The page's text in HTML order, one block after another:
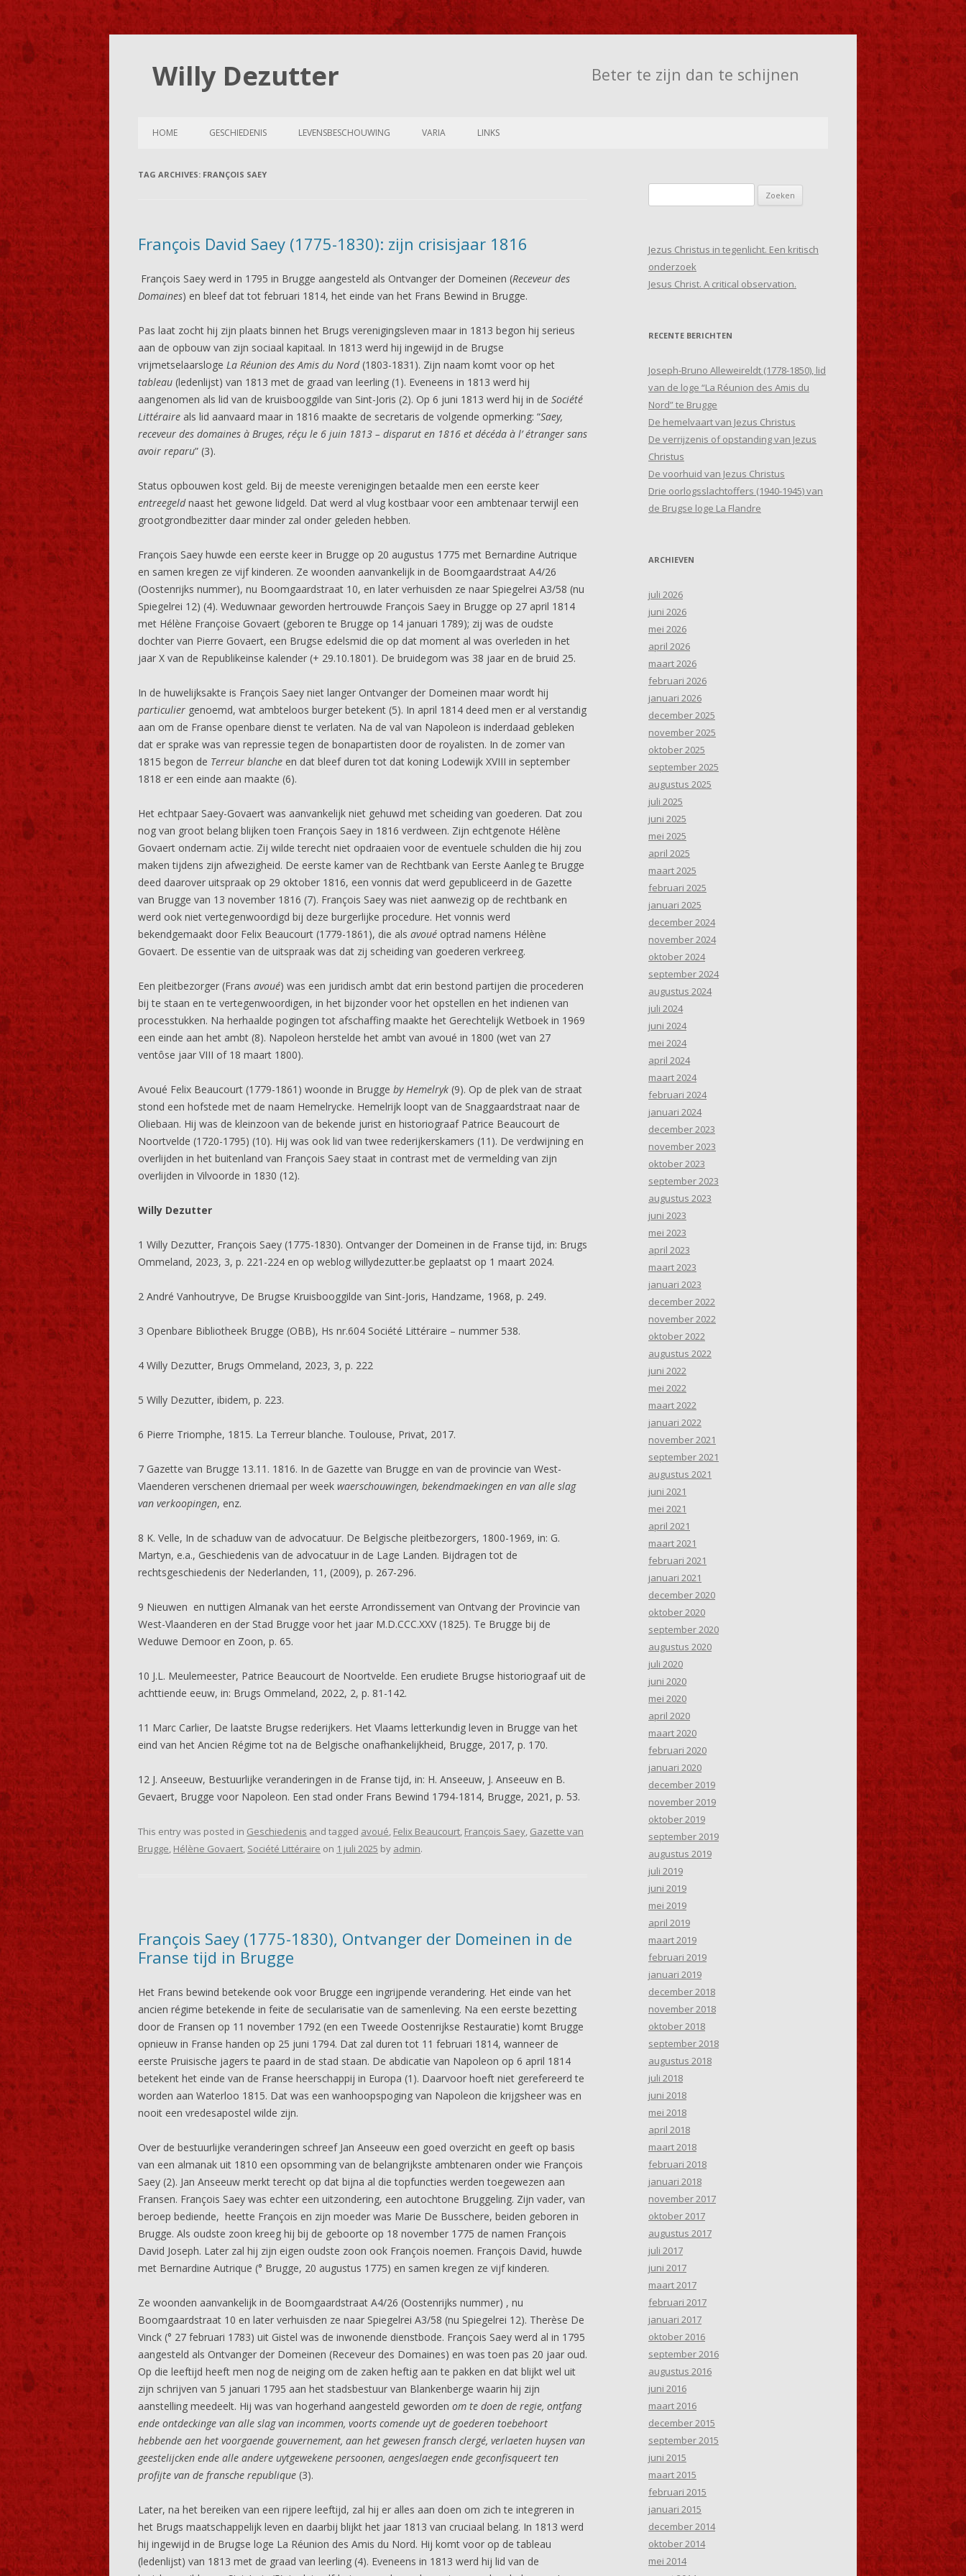
Willy Dezutter Beter te zijn dan te schijnen
HOME GESCHIEDENIS LEVENSBESCHOUWING VARIA LINKS
TAG ARCHIVES: FRANÇOIS SAEY
François David Saey (1775-1830): zijn crisisjaar 1816
François Saey werd in 1795 in Brugge aangesteld als Ontvanger der Domeinen (Receveur des
Domaines) en bleef dat tot februari 1814, het einde van het Frans Bewind in Brugge.
Pas laat zocht hij zijn plaats binnen het Brugs verenigingsleven maar in 1813 begon hij serieus
aan de opbouw van zijn sociaal kapitaal. In 1813 werd hij ingewijd in de Brugse
vrijmetselaarsloge La Réunion des Amis du Nord(1803-1831). Zijn naam komt voor op het
tableau (ledenlijst) van 1813 met de graad van leerling (1). Eveneens in 1813 werd hij
aangenomen als lid van de kruisbooggilde van Sint-Joris (2). Op 6 juni 1813 werd hij in de Société
Littéraire als lid aanvaard maar in 1816 maakte de secretaris de volgende opmerking: “Saey,
receveur des domaines à Bruges, réçu le 6 juin 1813 – disparut en 1816 et décéda à l’ étranger sans
avoir reparu” (3).
Status opbouwen kost geld. Bij de meeste verenigingen betaalde men een eerste keer
entreegeldnaast het gewone lidgeld. Dat werd al vlug kostbaar voor een ambtenaar terwijl een
grootgrondbezitter daar minder zal onder geleden hebben.
François Saey huwde een eerste keer in Brugge op 20 augustus 1775 met Bernardine Autrique
en samen kregen ze vijf kinderen. Ze woonden aanvankelijk in de Boomgaardstraat A4/26
(Oostenrijks nummer), nu Boomgaardstraat 10, en later verhuisden ze naar Spiegelrei A3/58 (nu
Spiegelrei 12) (4). Weduwnaar geworden hertrouwde François Saey in Brugge op 27 april 1814
met Hélène Françoise Govaert (geboren te Brugge op 14 januari 1789); zij was de oudste
dochter van Pierre Govaert, een Brugse edelsmid die op dat moment al was overleden in het
jaar X van de Republikeinse kalender (+ 29.10.1801). De bruidegom was 38 jaar en de bruid 25.
In de huwelijksakte is François Saey niet langer Ontvanger der Domeinen maar wordt hij
particulier genoemd, wat ambteloos burger betekent (5). In april 1814 deed men er al verstandig
aan om de Franse openbare dienst te verlaten. Na de val van Napoleon is inderdaad gebleken
dat er sprake was van repressie tegen de bonapartisten door de royalisten. In de zomer van
1815 begon de Terreur blanche en dat bleef duren tot dat koning Lodewijk XVIII in september
1818 er een einde aan maakte (6).
Het echtpaar Saey-Govaert was aanvankelijk niet gehuwd met scheiding van goederen. Dat zou
nog van groot belang blijken toen François Saey in 1816 verdween. Zijn echtgenote Hélène
Govaert ondernam actie. Zij wilde terecht niet opdraaien voor de eventuele schulden die hij zou
maken tijdens zijn afwezigheid. De eerste kamer van de Rechtbank van Eerste Aanleg te Brugge
deed daarover uitspraak op 29 oktober 1816, een vonnis dat werd gepubliceerd in de Gazette
van Brugge van 13 november 1816 (7). François Saey was niet aanwezig op de rechtbank en
werd ook niet vertegenwoordigd bij deze burgerlijke procedure. Het vonnis werd
bekendgemaakt door Felix Beaucourt (1779-1861), die als avoué optrad namens Hélène
Govaert. De essentie van de uitspraak was dat zij scheiding van goederen verkreeg.
Een pleitbezorger (Frans avoué) was een juridisch ambt dat erin bestond partijen die procederen
bij te staan en te vertegenwoordigen, in het bijzonder voor het opstellen en het indienen van
processtukken. Na herhaalde pogingen tot afschaffing maakte het Gerechtelijk Wetboek in 1969
een einde aan het ambt (8). Napoleon herstelde het ambt van avoué in 1800 (wet van 27
ventôse jaar VIII of 18 maart 1800).
Avoué Felix Beaucourt (1779-1861) woonde in Brugge by Hemelryk (9). Op de plek van de straat
stond een hofstede met de naam Hemelrycke. Hemelrijk loopt van de Snaggaardstraat naar de
Oliebaan. Hij was de kleinzoon van de bekende jurist en historiograaf Patrice Beaucourt de
Noortvelde (1720-1795) (10). Hij was ook lid van twee rederijkerskamers (11). De verdwijning en
overlijden in het buitenland van François Saey staat in contrast met de vermelding van zijn
overlijden in Vilvoorde in 1830 (12).
Willy Dezutter
1 Willy Dezutter, François Saey (1775-1830). Ontvanger der Domeinen in de Franse tijd, in: Brugs
Ommeland, 2023, 3, p. 221-224 en op weblog willydezutter.be geplaatst op 1 maart 2024.
2 André Vanhoutryve, De Brugse Kruisbooggilde van Sint-Joris, Handzame, 1968, p. 249.
3 Openbare Bibliotheek Brugge (OBB), Hs nr.604 Société Littéraire – nummer 538.
4 Willy Dezutter, Brugs Ommeland, 2023, 3, p. 222
5 Willy Dezutter, ibidem, p. 223.
6 Pierre Triomphe, 1815. La Terreur blanche. Toulouse, Privat, 2017.
7 Gazette van Brugge 13.11. 1816. In de Gazette van Brugge en van de provincie van West-
Vlaenderen verschenen driemaal per week waerschouwingen, bekendmaekingen en van alle slag
van verkoopingen, enz.
8 K. Velle, In de schaduw van de advocatuur. De Belgische pleitbezorgers, 1800-1969, in: G.
Martyn, e.a., Geschiedenis van de advocatuur in de Lage Landen. Bijdragen tot de
rechtsgeschiedenis der Nederlanden, 11, (2009), p. 267-296.
9 Nieuwen en nuttigen Almanak van het eerste Arrondissement van Ontvang der Provincie van
West-Vlaanderen en der Stad Brugge voor het jaar M.D.CCC.XXV (1825). Te Brugge bij de
Weduwe Demoor en Zoon, p. 65.
10 J.L. Meulemeester, Patrice Beaucourt de Noortvelde. Een erudiete Brugse historiograaf uit de
achttiende eeuw, in: Brugs Ommeland, 2022, 2, p. 81-142.
11 Marc Carlier, De laatste Brugse rederijkers. Het Vlaams letterkundig leven in Brugge van het
eind van het Ancien Régime tot na de Belgische onafhankelijkheid, Brugge, 2017, p. 170.
12 J. Anseeuw, Bestuurlijke veranderingen in de Franse tijd, in: H. Anseeuw, J. Anseeuw en B.
Gevaert, Brugge voor Napoleon. Een stad onder Frans Bewind 1794-1814, Brugge, 2021, p. 53.
This entry was posted in Geschiedenis and tagged avoué, Felix Beaucourt, François Saey, Gazette van
Brugge, Hélène Govaert, Société Littéraire on 1 juli 2025 by admin.
François Saey (1775-1830), Ontvanger der Domeinen in de
Franse tijd in Brugge
Het Frans bewind betekende ook voor Brugge een ingrijpende verandering. Het einde van het
ancien régime betekende in feite de secularisatie van de samenleving. Na een eerste bezetting
door de Fransen op 11 november 1792 (en een Tweede Oostenrijkse Restauratie) komt Brugge
opnieuw in Franse handen op 25 juni 1794. Dat zal duren tot 11 februari 1814, wanneer de
eerste Pruisische jagers te paard in de stad staan. De abdicatie van Napoleon op 6 april 1814
betekent het einde van de Franse heerschappij in Europa (1). Daarvoor hoeft niet gerefereerd te
worden aan Waterloo 1815. Dat was een wanhoopspoging van Napoleon die krijgsheer was en
nooit een vredesapostel wilde zijn.
Over de bestuurlijke veranderingen schreef Jan Anseeuw een goed overzicht en geeft op basis
van een almanak uit 1810 een opsomming van de belangrijkste ambtenaren onder wie François
Saey (2). Jan Anseeuw merkt terecht op dat bijna al die topfuncties werden toegewezen aan
Fransen. François Saey was echter een uitzondering, een autochtone Bruggeling. Zijn vader, van
beroep bediende, heette François en zijn moeder was Marie De Busschere, beiden geboren in
Brugge. Als oudste zoon kreeg hij bij de geboorte op 18 november 1775 de namen François
David Joseph. Later zal hij zijn eigen oudste zoon ook François noemen. François David, huwde
met Bernardine Autrique (° Brugge, 20 augustus 1775) en samen kregen ze vijf kinderen.
Ze woonden aanvankelijk in de Boomgaardstraat A4/26 (Oostenrijks nummer) , nu
Boomgaardstraat 10 en later verhuisden ze naar Spiegelrei A3/58 (nu Spiegelrei 12). Therèse De
Vinck (° 27 februari 1783) uit Gistel was de inwonende dienstbode. François Saey werd al in 1795
aangesteld als Ontvanger der Domeinen (Receveur des Domaines) en was toen pas 20 jaar oud.
Op die leeftijd heeft men nog de neiging om de zaken heftig aan te pakken en dat blijkt wel uit
zijn schrijven van 5 januari 1795 aan het stadsbestuur van Blankenberge waarin hij zijn
aanstelling meedeelt. Hij was van hogerhand aangesteld geworden om te doen de regie, ontfang
ende ontdeckinge van alle slag van incommen, voorts comende uyt de goederen toebehoort
hebbende aen het voorgaende gouvernement, aan het gewesen fransch clergé, verlaeten huysen van
geestelijcken ende alle andere uytgewekene persoonen, aengeslaegen ende geconfisqueert ten
profijte van de fransche republique (3).
Later, na het bereiken van een rijpere leeftijd, zal hij er alles aan doen om zich te integreren in
het Brugs maatschappelijk leven en daarbij blijkt het jaar 1813 van cruciaal belang. In 1813 werd
hij ingewijd in de Brugse loge La Réunion des Amis du Nord. Hij komt voor op de tableau
(ledenlijst) van 1813 met de graad van leerling (4). Eveneens in 1813 werd hij lid van de
naar:
Jezus Christus in tegenlicht. Een kritisch
onderzoek
Jesus Christ. A critical observation.
RECENTE BERICHTEN
Joseph-Bruno Alleweireldt (1778-1850), lid
van de loge “La Réunion des Amis du
Nord” te Brugge
De hemelvaart van Jezus Christus
De verrijzenis of opstanding van Jezus
Christus
De voorhuid van Jezus Christus
Drie oorlogsslachtoffers (1940-1945) van
de Brugse loge La Flandre
ARCHIEVEN
juli 2026
juni 2026
mei 2026
april 2026
maart 2026
februari 2026
januari 2026
december 2025
november 2025
oktober 2025
september 2025
augustus 2025
juli 2025
juni 2025
mei 2025
april 2025
maart 2025
februari 2025
januari 2025
december 2024
november 2024
oktober 2024
september 2024
augustus 2024
juli 2024
juni 2024
mei 2024
april 2024
maart 2024
februari 2024
januari 2024
december 2023
november 2023
oktober 2023
september 2023
augustus 2023
juni 2023
mei 2023
april 2023
maart 2023
januari 2023
december 2022
november 2022
oktober 2022
augustus 2022
juni 2022
mei 2022
maart 2022
januari 2022
november 2021
september 2021
augustus 2021
juni 2021
mei 2021
april 2021
maart 2021
februari 2021
januari 2021
december 2020
oktober 2020
september 2020
augustus 2020
juli 2020
juni 2020
mei 2020
april 2020
maart 2020
februari 2020
januari 2020
december 2019
november 2019
oktober 2019
september 2019
augustus 2019
juli 2019
juni 2019
mei 2019
april 2019
maart 2019
februari 2019
januari 2019
december 2018
november 2018
oktober 2018
september 2018
augustus 2018
juli 2018
juni 2018
mei 2018
april 2018
maart 2018
februari 2018
januari 2018
november 2017
oktober 2017
augustus 2017
juli 2017
juni 2017
maart 2017
februari 2017
januari 2017
oktober 2016
september 2016
augustus 2016
juni 2016
maart 2016
december 2015
september 2015
juni 2015
maart 2015
februari 2015
januari 2015
december 2014
oktober 2014
mei 2014